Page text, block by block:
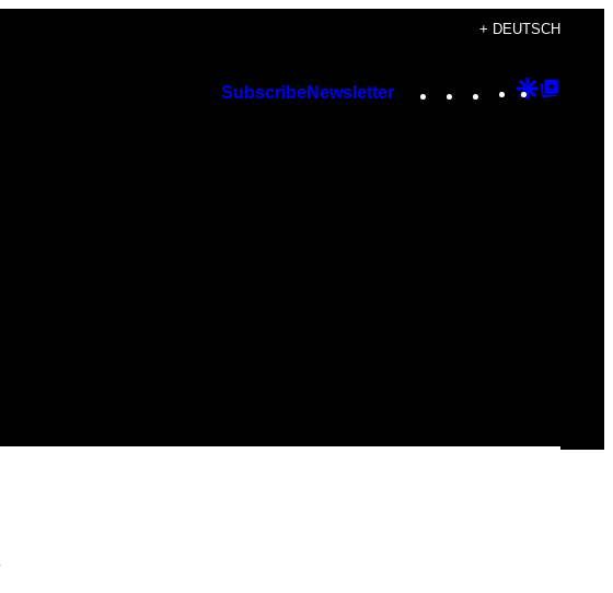
+ DEUTSCH
SubscribeNewsletter Instagram
TikTok
YouTube
Google